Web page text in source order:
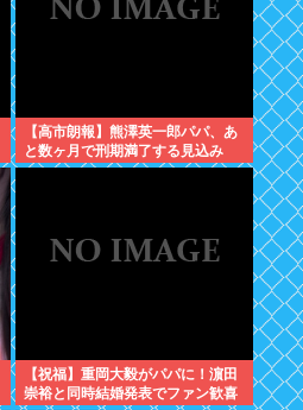
【高市朗報】熊澤英一郎パパ、あ
と数ヶ月で刑期満了する見込み
【祝福】重岡大毅がパパに！濵田
崇裕と同時結婚発表でファン歓喜